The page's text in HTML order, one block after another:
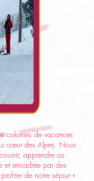
colonies de vacances
cœur des Alpes. Nous
apprendre ou
et encadrée par des
de notre séjour «